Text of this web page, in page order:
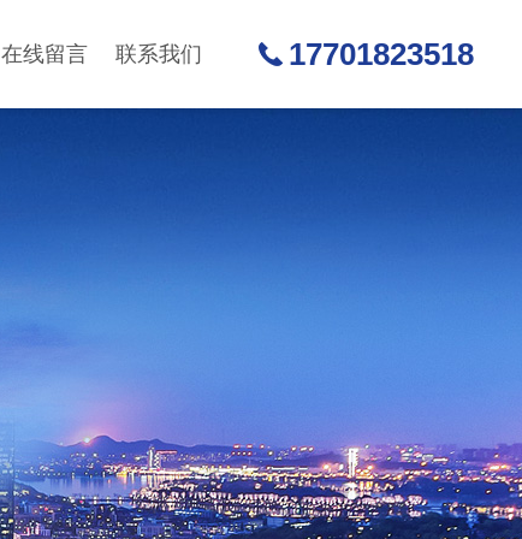
在线留言 联系我们 17701823518